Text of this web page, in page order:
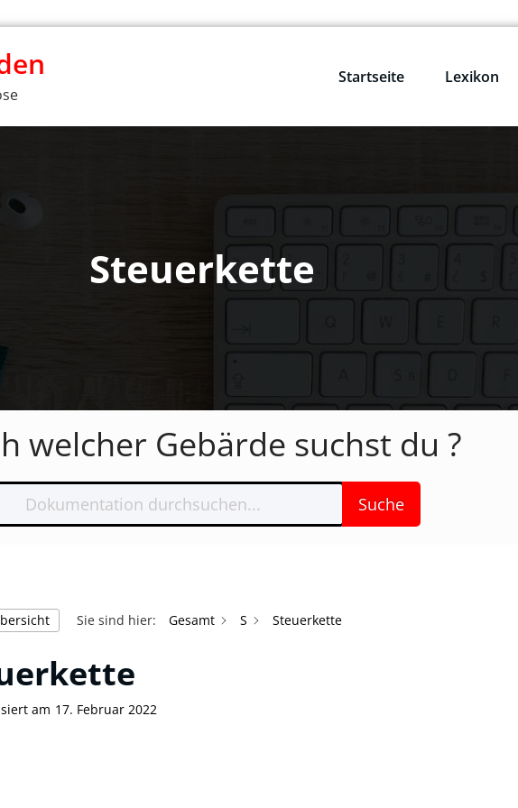
Startseite Lexikon
Steuerkette
welcher Gebärde suchst du ?
Suche
Sie sind hier: Gesamt S Steuerkette
am 17. Februar 2022